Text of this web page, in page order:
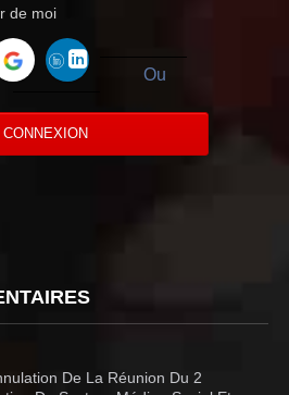
de moi
Ou
CONNEXION
De La Réunion Du 2